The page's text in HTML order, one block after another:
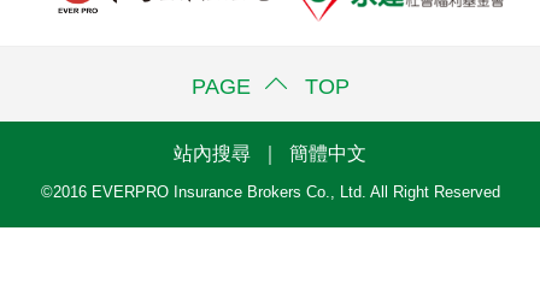
PAGE TOP
站內搜尋 簡體中文
©2016 EVERPRO Insurance Brokers Co., Ltd. All Right Reserved